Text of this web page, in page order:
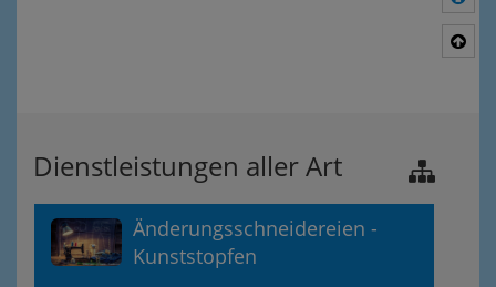
Dienstleistungen aller Art
Änderungsschneidereien -
Kunststopfen